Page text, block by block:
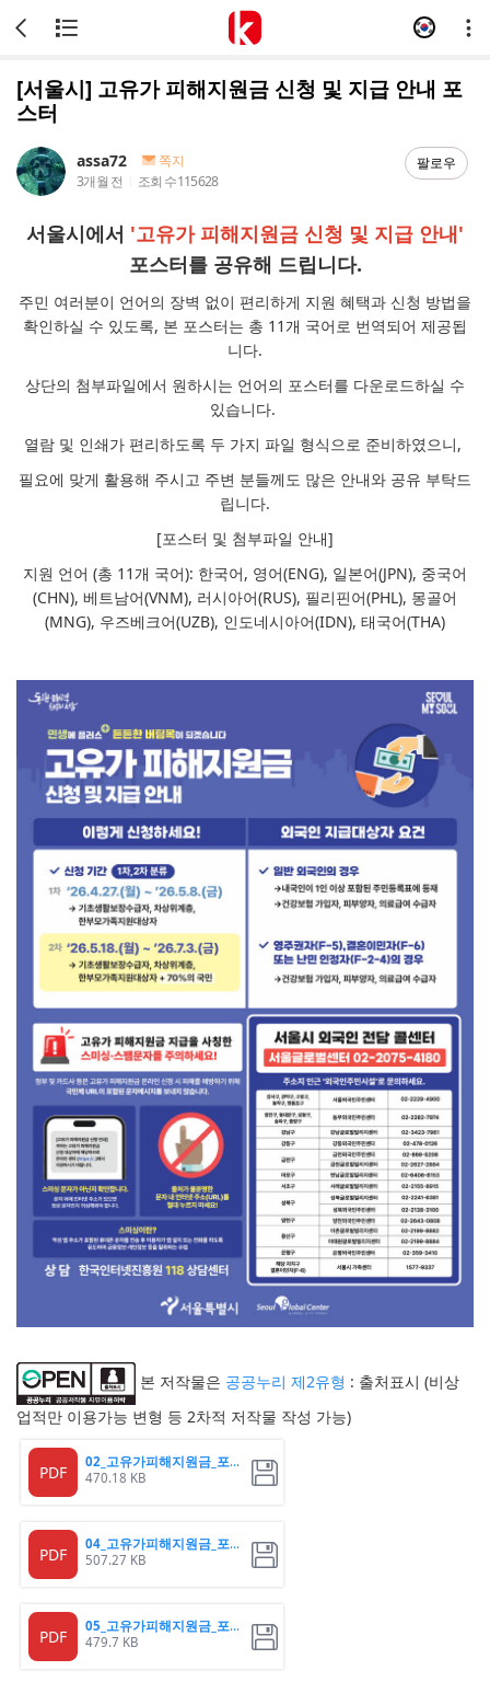
[서울시] 고유가 피해지원금 신청 및 지급 안내 포
스터
assa72
쪽지
3개월 전
조회 수115628
팔로우
서울시에서 '고유가 피해지원금 신청 및 지급 안내'
포스터를 공유해 드립니다.
주민 여러분이 언어의 장벽 없이 편리하게 지원 혜택과 신청 방법을
확인하실 수 있도록, 본 포스터는 총 11개 국어로 번역되어 제공됩
니다.
상단의 첨부파일에서 원하시는 언어의 포스터를 다운로드하실 수
있습니다.
열람 및 인쇄가 편리하도록 두 가지 파일 형식으로 준비하였으니,
필요에 맞게 활용해 주시고 주변 분들께도 많은 안내와 공유 부탁드
립니다.
[포스터 및 첨부파일 안내]
지원 언어 (총 11개 국어): 한국어, 영어(ENG), 일본어(JPN), 중국어
(CHN), 베트남어(VNM), 러시아어(RUS), 필리핀어(PHL), 몽골어
(MNG), 우즈베크어(UZB), 인도네시아어(IDN), 태국어(THA)
본 저작물은 공공누리 제2유형 : 출처표시 (비상
업적만 이용가능 변형 등 2차적 저작물 작성 가능)
PDF
02_고유가피해지원금_포스터
470.18 KB
PDF
04_고유가피해지원금_포스터
507.27 KB
PDF
05_고유가피해지원금_포스터
479.7 KB